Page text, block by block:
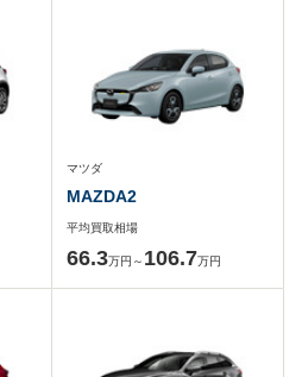
マツダ
MAZDA2
平均買取相場
66.3万円～ 106.7万円